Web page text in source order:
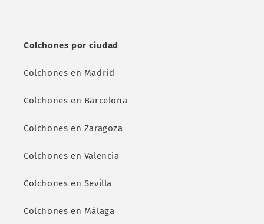
Colchones por ciudad
Colchones en Madrid
Colchones en Barcelona
Colchones en Zaragoza
Colchones en Valencia
Colchones en Sevilla
Colchones en Málaga